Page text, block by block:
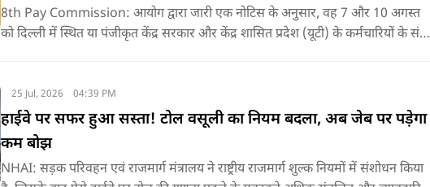
8th Pay Commission: आयोग द्वारा जारी एक नोटिस के अनुसार, वह 7 और 10 अगस्त
को दिल्ली में स्थित या पंजीकृत केंद्र सरकार और केंद्र शासित प्रदेश (यूटी) के कर्मचारियों के संघों,
25 Jul, 2026 04:39 PM
हाईवे पर सफर हुआ सस्ता! टोल वसूली का नियम बदला, अब जेब पर पड़ेगा
कम बोझ
NHAI: सड़क परिवहन एवं राजमार्ग मंत्रालय ने राष्ट्रीय राजमार्ग शुल्क नियमों में संशोधन किया